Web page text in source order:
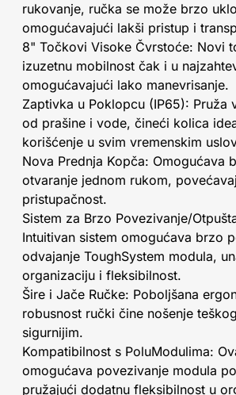
rukovanje, ručka se može brzo
omogućavajući lakši pristup i
8" Točkovi Visoke Čvrstoće: Novi
izuzetnu mobilnost čak i u
omogućavajući lako manevrisanje.
Zaptivka u Poklopcu (IP65): Pruža
od prašine i vode, čineći kolica
korišćenje u svim vremenskim
Nova Prednja Kopča: Omogućava
otvaranje jednom rukom,
pristupačnost.
Sistem za Brzo Povezivanje/
Intuitivan sistem omogućava brzo
odvajanje ToughSystem modula,
organizaciju i fleksibilnost.
Šire i Jače Ručke: Poboljšana
robusnost ručki čine nošenje
sigurnijim.
Kompatibilnost s PoluModulima:
omogućava povezivanje modula
pružajući dodatnu fleksibilnost u